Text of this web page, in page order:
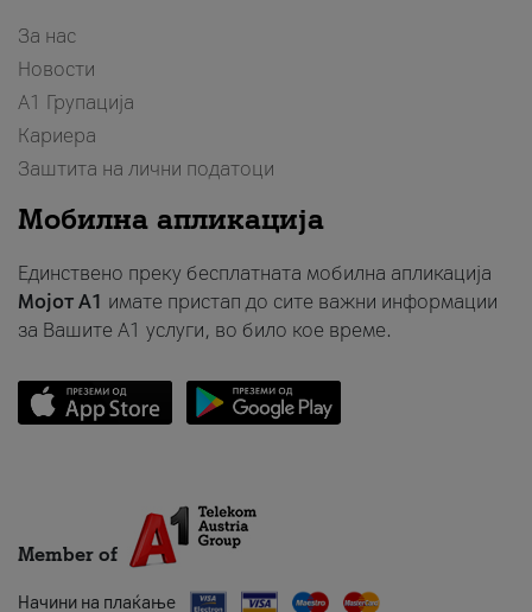
За нас
Новости
А1 Групација
Кариера
Заштита на лични податоци
Мобилна апликација
Единствено преку бесплатната мобилна апликација
Мојот A1 имате пристап до сите важни информации
за Вашите A1 услуги, во било кое време.
Member of
Начини на плаќање